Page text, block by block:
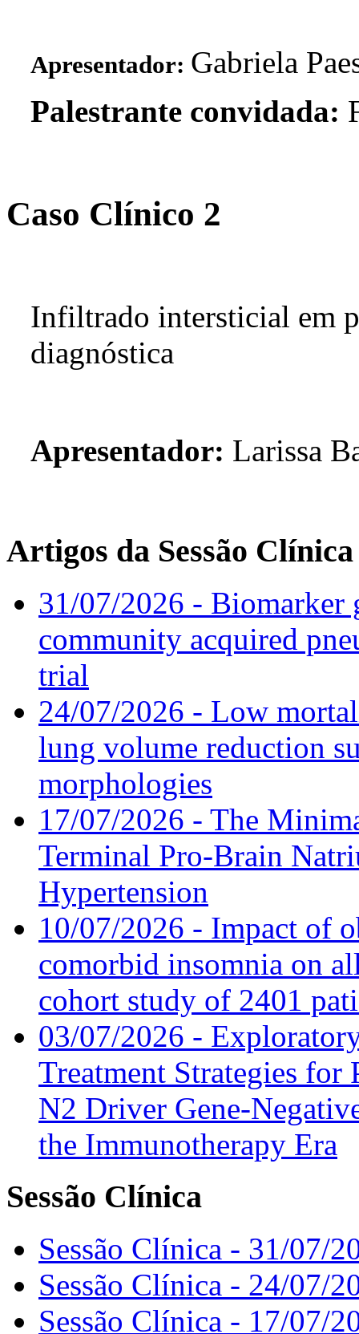
Apresentador: Gabriela
Palestrante convidada:
Caso Clínico 2
Infiltrado intersticial em
diagnóstica
Apresentador: Larissa
Artigos da Sessão Clínica
31/07/2026 - Biomarker
community acquired
trial
24/07/2026 - Low
lung volume reduction
morphologies
17/07/2026 - The
Terminal Pro-Brain
Hypertension
10/07/2026 - Impact of
comorbid insomnia on
cohort study of 2401
03/07/2026 -
Treatment Strategies for
N2 Driver Gene-
the Immunotherapy Era
Sessão Clínica
Sessão Clínica - 31/07/
Sessão Clínica - 24/07/
Sessão Clínica - 17/07/